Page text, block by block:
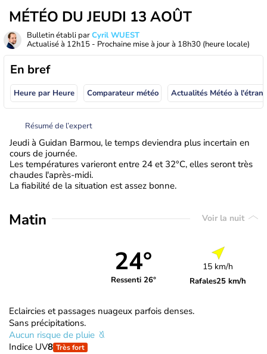
MÉTÉO DU JEUDI 13 AOÛT
Bulletin établi parCyril WUEST
Actualisé à 12h15 - Prochaine mise à jour à 18h30 (heure locale)
En bref
Heure par Heure Comparateur météo
Résumé de l’expert
Jeudi à Guidan Barmou, le temps deviendra plus incertain en
cours de journée.
Les températures varieront entre 24 et 32°C, elles seront très
chaudes l'après-midi.
La fiabilité de la situation est assez bonne.
Matin Voir la nuit
24°
Ressenti 26°
15 km/h
Rafales25 km/h
Eclaircies et passages nuageux parfois denses.
Sans précipitations.
Aucun risque de pluie
Indice UV8 Très fort